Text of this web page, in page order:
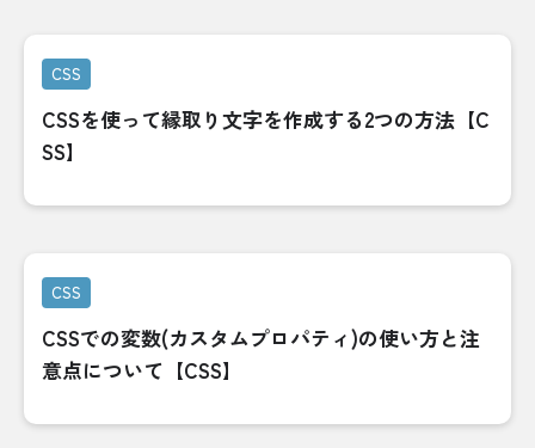
CSS
CSSを使って縁取り文字を作成する2つの方法【C
SS】
CSS
CSSでの変数(カスタムプロパティ)の使い方と注
意点について【CSS】